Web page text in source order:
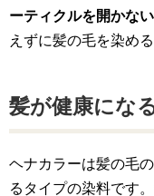
ーティクルを開かない
えずに髪の毛を染め
髪が健康にな
ヘナカラーは髪の毛
るタイプの染料です